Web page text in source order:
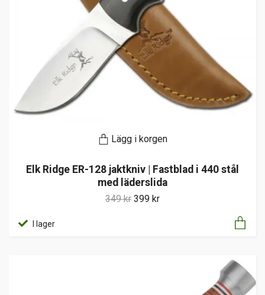
Lägg i korgen
Elk Ridge ER-128 jaktkniv | Fastblad i 440 stål
med läderslida
349 kr 399 kr
I lager